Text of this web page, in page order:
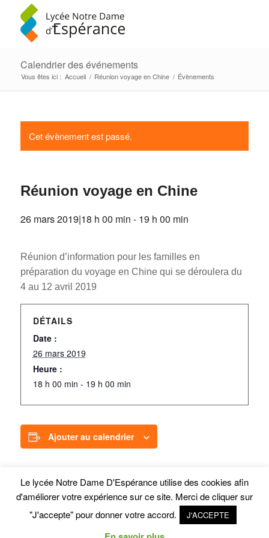
Calendrier des événements
Vous êtes ici : Accueil / Réunion voyage en Chine / Évènements
Cet évènement est passé.
Réunion voyage en Chine
26 mars 2019|18 h 00 min - 19 h 00 min
Réunion d’information pour les familles en
préparation du voyage en Chine qui se déroulera du
4 au 12 avril 2019
DÉTAILS
Date :
26 mars 2019
Heure :
18 h 00 min - 19 h 00 min
Ajouter au calendrier
Le lycée Notre Dame D'Espérance utilise des cookies afin
d'améliorer votre expérience sur ce site. Merci de cliquer sur
"J'accepte" pour donner votre accord.
J'ACCEPTE